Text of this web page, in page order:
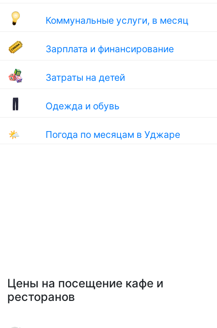
Коммунальные услуги, в месяц
Зарплата и финансирование
Затраты на детей
Одежда и обувь
🌤 Погода по месяцам в Уджаре
Цены на посещение кафе и
ресторанов